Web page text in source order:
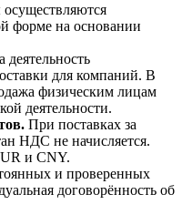
осуществляются
форме на основании
деятельность
для компаний. В
физическим лицам
деятельности.
При поставках за
НДС не начисляется.
и CNY.
и проверенных
договорённость об